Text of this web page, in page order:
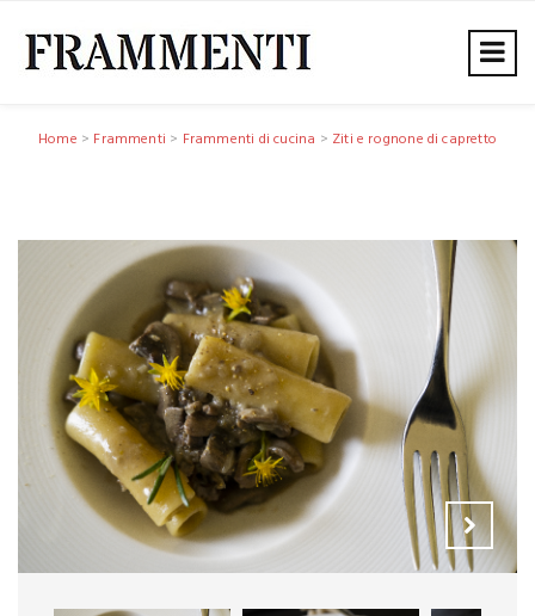
Home > Frammenti > Frammenti di cucina > Ziti e rognone di capretto